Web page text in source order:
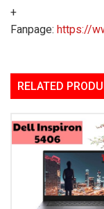
+
Fanpage: https://
RELATED